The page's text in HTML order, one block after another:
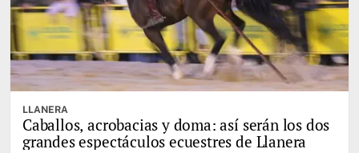
LLANERA
Caballos, acrobacias y doma: así serán los dos
grandes espectáculos ecuestres de Llanera